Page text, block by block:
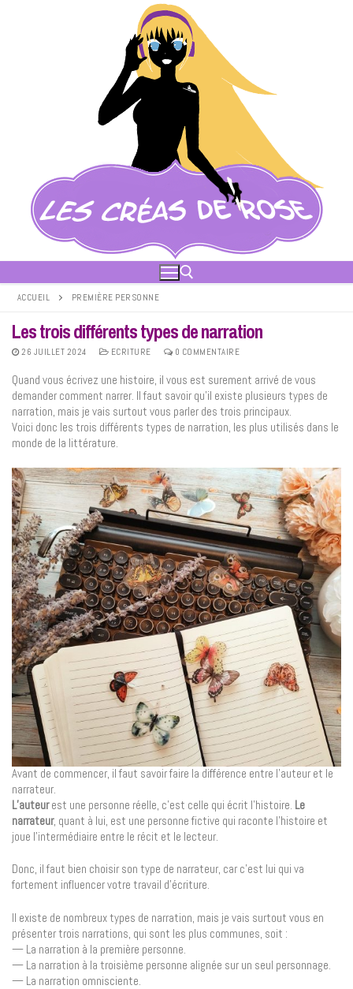
Rechercher :
ACCUEIL PREMIÈRE PERSONNE
Les trois différents types de narration
26 JUILLET 2024 ECRITURE 0 COMMENTAIRE
Quand vous écrivez une histoire, il vous est surement arrivé de vous
demander comment narrer. Il faut savoir qu’il existe plusieurs types de
narration, mais je vais surtout vous parler des trois principaux.
Voici donc les trois différents types de narration, les plus utilisés dans le
monde de la littérature.
Avant de commencer, il faut savoir faire la différence entre l’auteur et le
narrateur.
L’auteurest une personne réelle, c’est celle qui écrit l’histoire. Le
narrateur, quant à lui, est une personne fictive qui raconte l’histoire et
joue l’intermédiaire entre le récit et le lecteur.
Donc, il faut bien choisir son type de narrateur, car c’est lui qui va
fortement influencer votre travail d’écriture.
Il existe de nombreux types de narration, mais je vais surtout vous en
présenter trois narrations, qui sont les plus communes, soit :
— La narration à la première personne.
— La narration à la troisième personne alignée sur un seul personnage.
— La narration omnisciente.